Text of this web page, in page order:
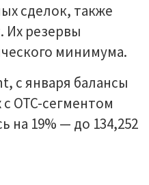
сделок, также
резервы
минимума.
с января балансы
OTC-сегментом
на 19% — до 134,252